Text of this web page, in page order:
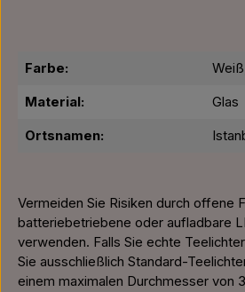
Farbe:
Material: Glas
Ortsnamen:
Vermeiden Sie Risiken durch offene
batteriebetriebene oder aufladbare
verwenden. Falls Sie echte
Sie ausschließlich Standard-
einem maximalen Durchmesser von